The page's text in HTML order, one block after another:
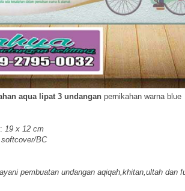
aqua lipat 3 undangan pernikahan warna blue
19 x 12 cm
softcover/BC
pembuatan undangan aqiqah,khitan,ultah dan